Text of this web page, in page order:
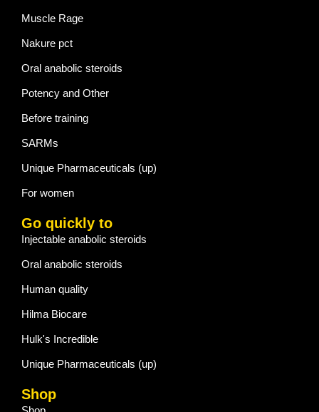
Muscle Rage
Nakure pct
Oral anabolic steroids
Potency and Other
Before training
SARMs
Unique Pharmaceuticals (up)
For women
Go quickly to
Injectable anabolic steroids
Oral anabolic steroids
Human quality
Hilma Biocare
Hulk's Incredible
Unique Pharmaceuticals (up)
Shop